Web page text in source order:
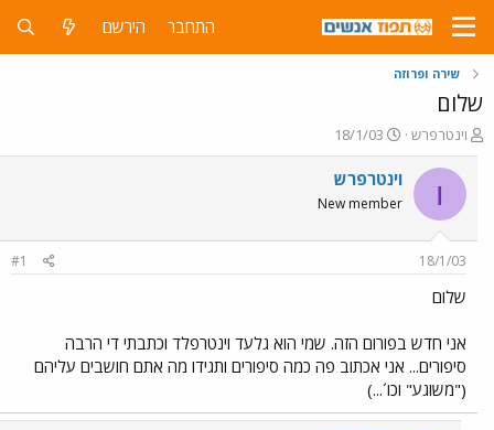
התחבר הירשם
שירה ופרוזה
שלום
פ
ו
ת
ח
ה
ש
א
וינטרפרש
פ
ו
ר
ס
ם
18/1/03
ו וינטרפרש
New member
18/1/03
#1
שלום
אני חדש בפורום הזה. שמי הוא גלעד וינטרפלד וכתבתי די הרבה
סיפורים... אני אכתוב פה כמה סיפורים ותגידו מה אתם חושבים עליהם
("משוגע" וכו´...)